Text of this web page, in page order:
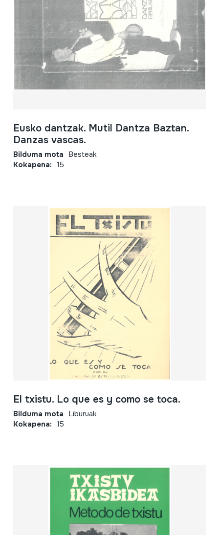
Eusko dantzak. Mutil Dantza Baztan.
Danzas vascas.
Bilduma mota Besteak
Kokapena: 15
El txistu. Lo que es y como se toca.
Bilduma mota Liburuak
Kokapena: 15